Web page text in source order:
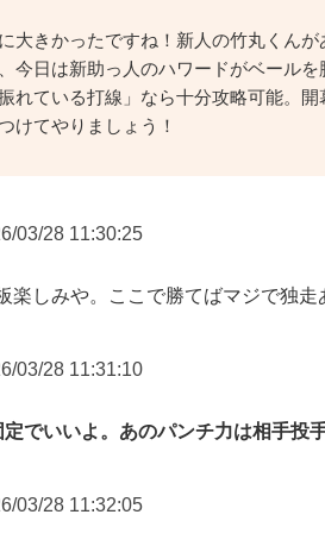
大きかったですね！新人の竹丸くん
今日は新助っ人のハワードがベール
れている打線」なら十分攻略可能。
けてやりましょう！
03/28 11:30:25
楽しみや。ここで勝てばマジで独走
03/28 11:31:10
でいいよ。あのパンチ力は相手投
03/28 11:32:05